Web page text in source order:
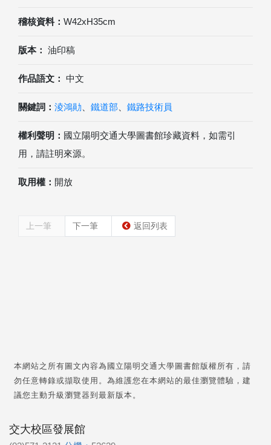
稽核資料： W42xH35cm
版本： 油印稿
作品語文： 中文
關鍵詞： 淩鴻勛 鐵道部 鐵路技術員
權利聲明： 國立陽明交通大學圖書館珍藏資料，如需引
用，請註明來源。
取用權： 開放
上一筆 下一筆 返回列表
本網站之所有圖文內容為國立陽明交通大學圖書館版權所有，請
勿任意轉錄或擷取使用。為維護您在本網站的最佳瀏覽體驗，建
議您主動升級瀏覽器到最新版本。
交大校區發展館